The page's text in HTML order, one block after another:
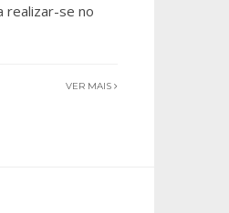
realizar-se no
VER MAIS